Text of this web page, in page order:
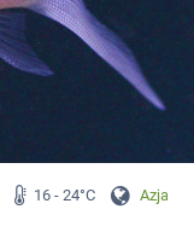
16 - 24°C Azja